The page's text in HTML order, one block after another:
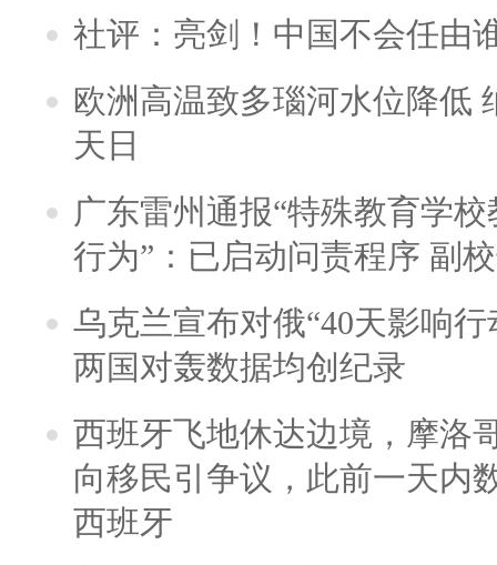
社评：亮剑！中国不会任由
欧洲高温致多瑙河水位降低
天日
广东雷州通报“特殊教育学
行为”：已启动问责程序 副
乌克兰宣布对俄“40天影响
两国对轰数据均创纪录
西班牙飞地休达边境，摩洛
向移民引争议，此前一天内
西班牙